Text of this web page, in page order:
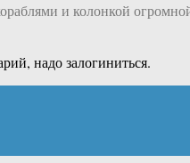
и колонкой
надо залогиниться.